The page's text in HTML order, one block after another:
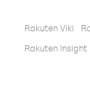
Rakuten Viki
Rakuten Insight